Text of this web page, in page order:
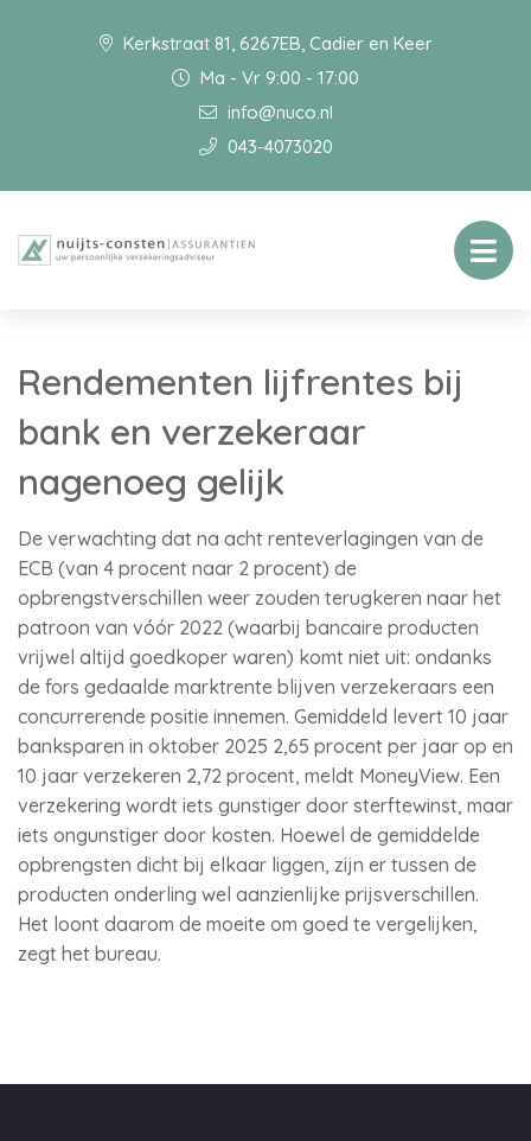
Kerkstraat 81, 6267EB, Cadier en Keer
Ma - Vr 9:00 - 17:00
info@nuco.nl
043-4073020
Rendementen lijfrentes bij
bank en verzekeraar
nagenoeg gelijk
De verwachting dat na acht renteverlagingen van de
ECB (van 4 procent naar 2 procent) de
opbrengstverschillen weer zouden terugkeren naar het
patroon van vóór 2022 (waarbij bancaire producten
vrijwel altijd goedkoper waren) komt niet uit: ondanks
de fors gedaalde marktrente blijven verzekeraars een
concurrerende positie innemen. Gemiddeld levert 10 jaar
banksparen in oktober 2025 2,65 procent per jaar op en
10 jaar verzekeren 2,72 procent, meldt MoneyView. Een
verzekering wordt iets gunstiger door sterftewinst, maar
iets ongunstiger door kosten. Hoewel de gemiddelde
opbrengsten dicht bij elkaar liggen, zijn er tussen de
producten onderling wel aanzienlijke prijsverschillen.
Het loont daarom de moeite om goed te vergelijken,
zegt het bureau.